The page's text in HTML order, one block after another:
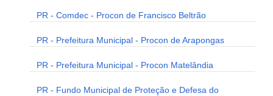
PR - Comdec - Procon de Francisco Beltrão
PR - Prefeitura Municipal - Procon de Arapongas
PR - Prefeitura Municipal - Procon Matelândia
PR - Fundo Municipal de Proteção e Defesa do